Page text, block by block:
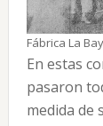
Fábrica La
En estas
pasaron
medida de